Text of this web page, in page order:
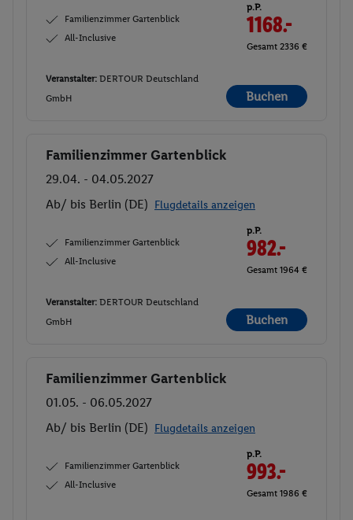
Familienzimmer Gartenblick
All-Inclusive
p.P.
1168.-
Gesamt 2336 €
Veranstalter: DERTOUR Deutschland
GmbH
Buchen
Buchen
Familienzimmer Gartenblick
29.04. - 04.05.2027
Ab/ bis Berlin (DE) Flugdetails anzeigen
Familienzimmer Gartenblick
All-Inclusive
p.P.
982.-
Gesamt 1964 €
Veranstalter: DERTOUR Deutschland
GmbH
Buchen
Buchen
Familienzimmer Gartenblick
01.05. - 06.05.2027
Ab/ bis Berlin (DE) Flugdetails anzeigen
Familienzimmer Gartenblick
All-Inclusive
p.P.
993.-
Gesamt 1986 €